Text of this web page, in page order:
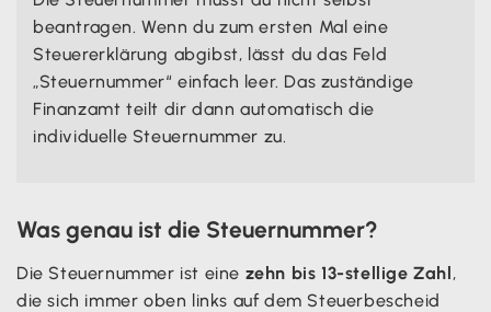
beantragen. Wenn du zum ersten Mal eine
Steuererklärung abgibst, lässt du das Feld
„Steuernummer“ einfach leer. Das zuständige
Finanzamt teilt dir dann automatisch die
individuelle Steuernummer zu.
Was genau ist die Steuernummer?
Die Steuernummer ist eine zehn bis 13-stellige Zahl,
die sich immer oben links auf dem Steuerbescheid